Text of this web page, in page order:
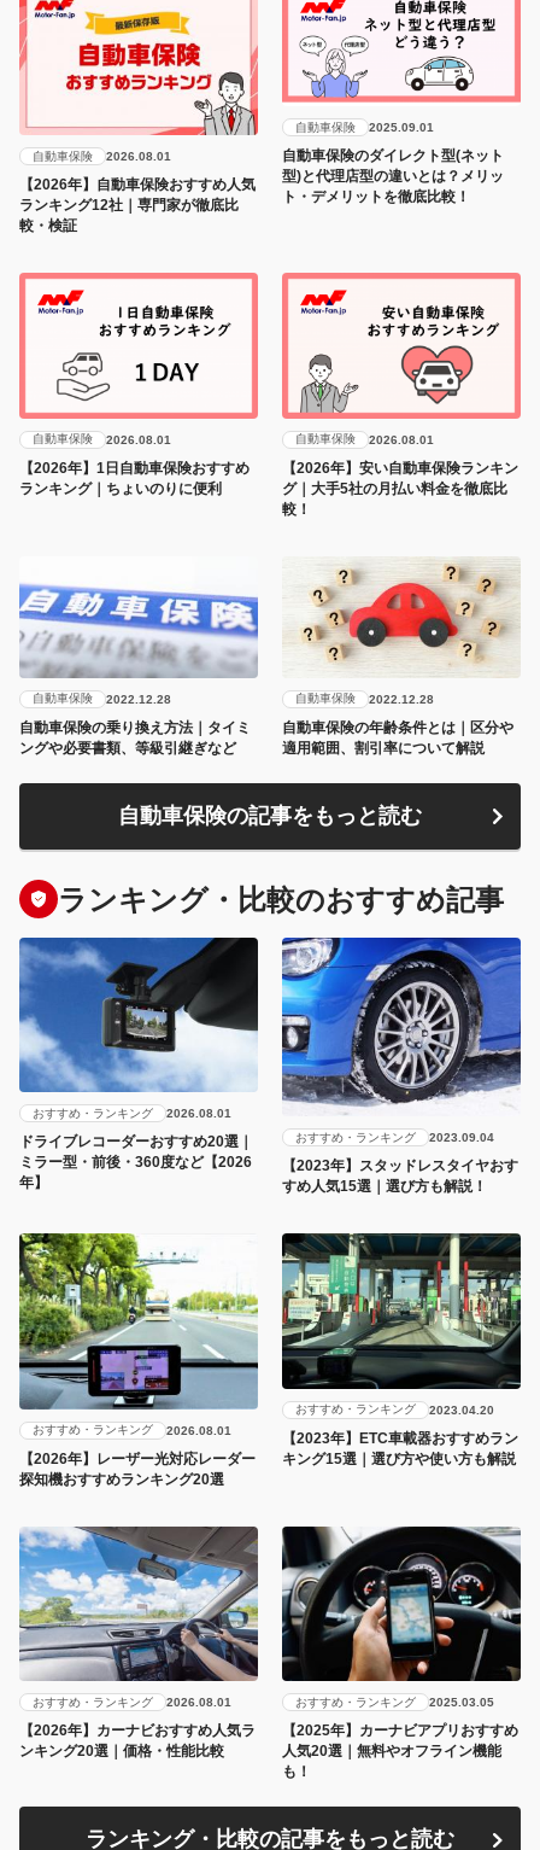
自動車保険 2026.08.01
【2026年】自動車保険おすすめ人気
ランキング12社｜専門家が徹底比
較・検証
自動車保険 2025.09.01
自動車保険のダイレクト型(ネット
型)と代理店型の違いとは？メリッ
ト・デメリットを徹底比較！
自動車保険 2026.08.01
【2026年】1日自動車保険おすすめ
ランキング｜ちょいのりに便利
自動車保険 2026.08.01
【2026年】安い自動車保険ランキン
グ｜大手5社の月払い料金を徹底比
較！
自動車保険 2022.12.28
自動車保険の乗り換え方法｜タイミ
ングや必要書類、等級引継ぎなど
自動車保険 2022.12.28
自動車保険の年齢条件とは｜区分や
適用範囲、割引率について解説
自動車保険の記事をもっと読む
ランキング・比較のおすすめ記事
おすすめ・ランキング 2026.08.01
ドライブレコーダーおすすめ20選｜
ミラー型・前後・360度など【2026
年】
おすすめ・ランキング 2023.09.04
【2023年】スタッドレスタイヤおす
すめ人気15選｜選び方も解説！
おすすめ・ランキング 2026.08.01
【2026年】レーザー光対応レーダー
探知機おすすめランキング20選
おすすめ・ランキング 2023.04.20
【2023年】ETC車載器おすすめラン
キング15選｜選び方や使い方も解説
おすすめ・ランキング 2026.08.01
【2026年】カーナビおすすめ人気ラ
ンキング20選｜価格・性能比較
おすすめ・ランキング 2025.03.05
【2025年】カーナビアプリおすすめ
人気20選｜無料やオフライン機能
も！
ランキング・比較の記事をもっと読む